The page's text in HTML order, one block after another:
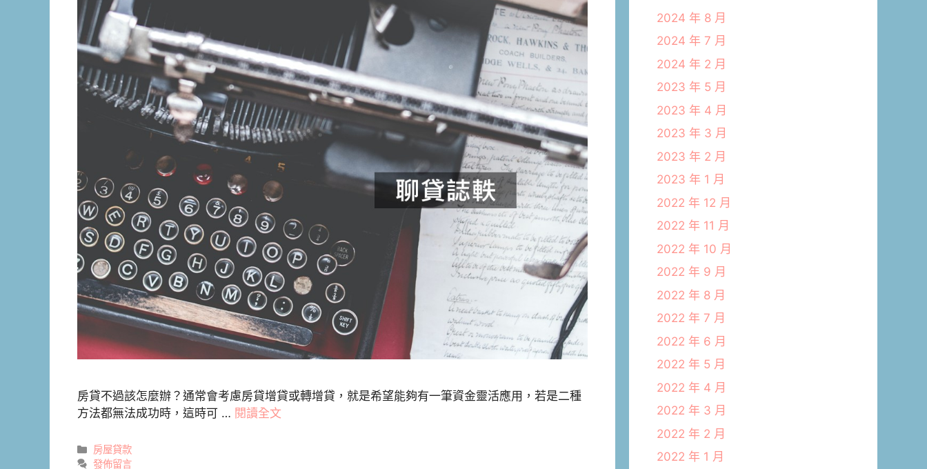
房貸不過該怎麼辦？通常會考慮房貸增貸或轉增貸，就是希望能夠有一筆資金靈活應用，若是二種
方法都無法成功時，這時可 … 閱讀全文
分
類
房屋貸款
發佈留言
2024 年 8 月
2024 年 7 月
2024 年 2 月
2023 年 5 月
2023 年 4 月
2023 年 3 月
2023 年 2 月
2023 年 1 月
2022 年 12 月
2022 年 11 月
2022 年 10 月
2022 年 9 月
2022 年 8 月
2022 年 7 月
2022 年 6 月
2022 年 5 月
2022 年 4 月
2022 年 3 月
2022 年 2 月
2022 年 1 月